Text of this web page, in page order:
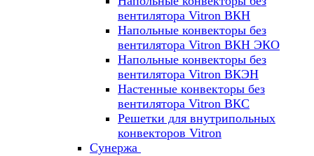
вентилятора Vitron ВКН
Напольные конвекторы без
вентилятора Vitron ВКН ЭКО
Напольные конвекторы без
вентилятора Vitron ВКЭН
Настенные конвекторы без
вентилятора Vitron ВКС
Решетки для внутрипольных
конвекторов Vitron
Сунержа